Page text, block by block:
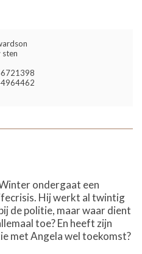
sten
ondergaat een
Hij werkt al twintig
de politie, maar waar dient
toe? En heeft zijn
met Angela wel toekomst?